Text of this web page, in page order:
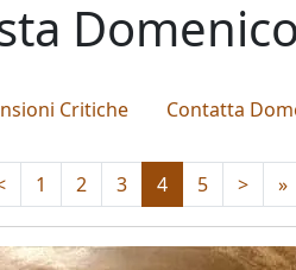
Critiche Contatta
1 2 3 4 5 > »